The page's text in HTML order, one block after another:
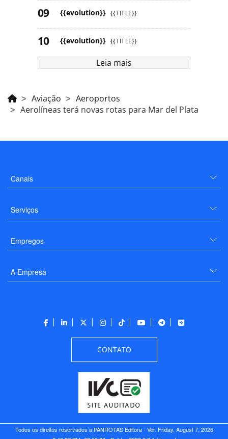
{{evolution}} {{TITLE}}
{{evolution}} {{TITLE}}
Leia mais
Aviação
Aeroportos
Aerolíneas terá novas rotas para Mar del Plata
Canais
Serviços
Empregos
A Empresa
CONTATO
Todos os direitos reservados a PANROTAS Editora - Ver. Friday, August 7, 2026